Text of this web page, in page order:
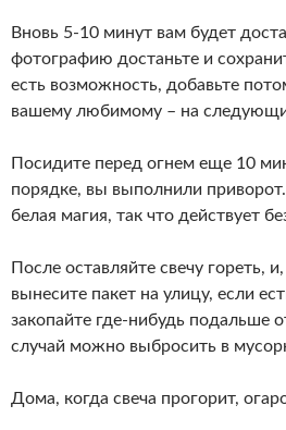
Вновь 5-10 минут вам будет
фотографию достаньте и
есть возможность, добавьте
вашему любимому – на
Посидите перед огнем еще 10
порядке, вы выполнили приворот.
белая магия, так что действует
После оставляйте свечу гореть,
вынесите пакет на улицу, если
закопайте где-нибудь подальше
случай можно выбросить в
Дома, когда свеча прогорит,